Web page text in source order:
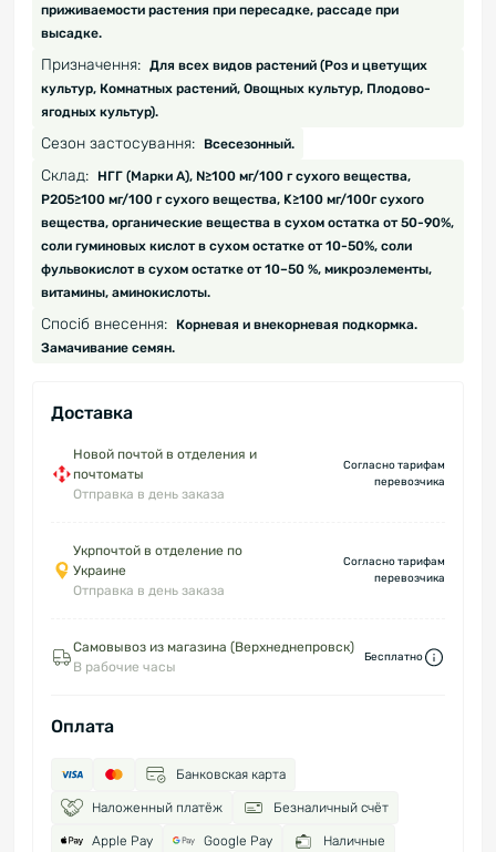
приживаемости растения при пересадке, рассаде при
высадке.
Призначення: Для всех видов растений (Роз и цветущих
культур, Комнатных растений, Овощных культур, Плодово-
ягодных культур).
Сезон застосування: Всесезонный.
Склад:
НГГ (Марки А), N≥100 мг/100 г сухого вещества,
P2O5≥100 мг/100 г сухого вещества, K≥100 мг/100г сухого
вещества, органические вещества в сухом остатка от 50-90%,
соли гуминовых кислот в сухом остатке от 10-50%, соли
фульвокислот в сухом остатке от 10–50 %, микроэлементы,
витамины, аминокислоты.
Спосіб внесення:
Корневая и внекорневая подкормка.
Замачивание семян.
Доставка
Новой почтой в отделения и
почтоматы
Отправка в день заказа
Согласно тарифам
перевозчика
Укрпочтой в отделение по
Украине
Отправка в день заказа
Согласно тарифам
перевозчика
Самовывоз из магазина (Верхнеднепровск)
В рабочие часы
Бесплатно
Оплата
Банковская карта
Наложенный платёж Безналичный счёт
Apple Pay Google Pay Наличные